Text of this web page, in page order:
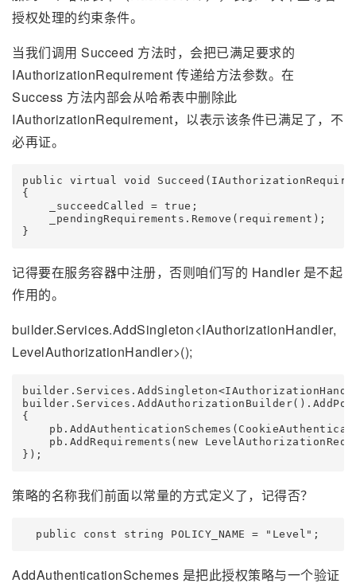
授权处理的约束条件。
当我们调用 Succeed 方法时，会把已满足要求的
IAuthorizationRequirement 传递给方法参数。在
Success 方法内部会从哈希表中删除此
IAuthorizationRequirement，以表示该条件已满足了，不
必再证。
public virtual void
{
    _succeedCalled = true;
    _pendingRequirements.Remove(requirement);
}
记得要在服务容器中注册，否则咱们写的 Handler 是不起
作用的。
builder.Services.AddSingleton<IAuthorizationHandler,
LevelAuthorizationHandler>();
{
pb.AddRequirements(new
});
策略的名称我们前面以常量的方式定义了，记得否？
  public const string POLICY_NAME = "Level";
AddAuthenticationSchemes 是把此授权策略与一个验证